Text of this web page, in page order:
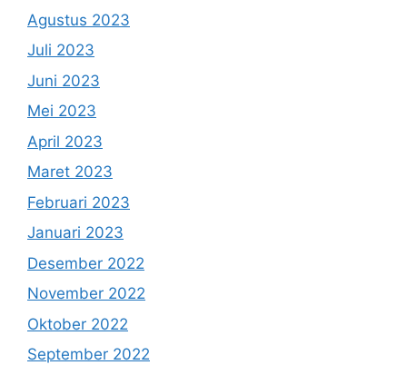
Agustus 2023
Juli 2023
Juni 2023
Mei 2023
April 2023
Maret 2023
Februari 2023
Januari 2023
Desember 2022
November 2022
Oktober 2022
September 2022